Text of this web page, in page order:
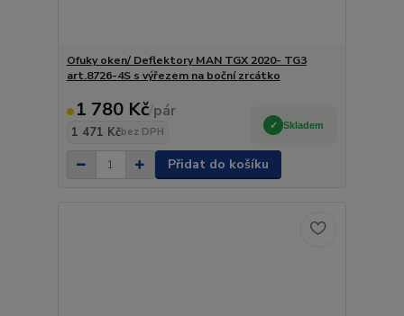
Ofuky oken/ Deflektory MAN TGX 2020- TG3
art.8726-4S s výřezem na boční zrcátko
1 780 Kč/pár
1 471 Kčbez DPH
Skladem
Přidat do košíku